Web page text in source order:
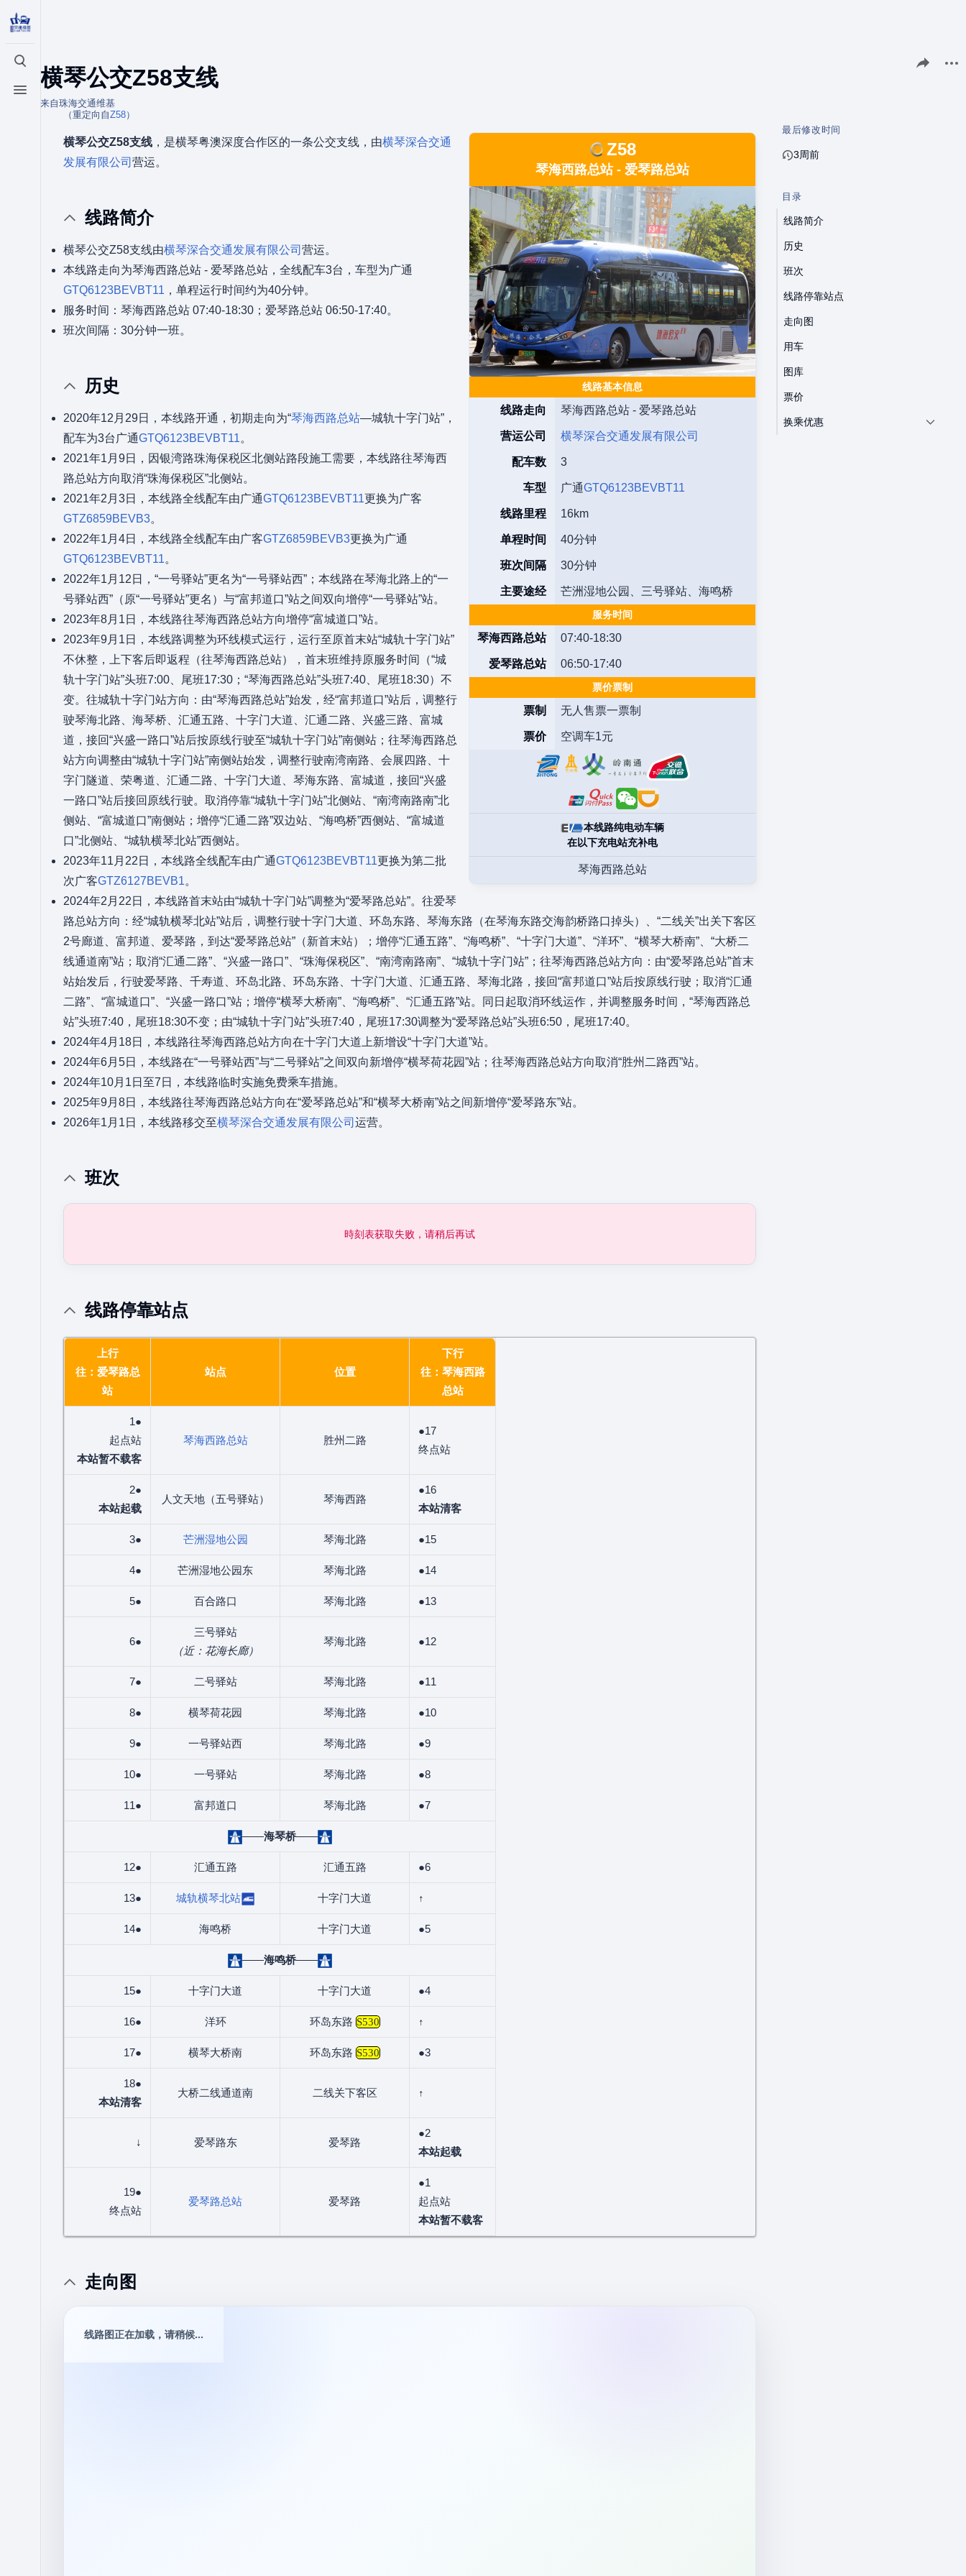
打开/关闭搜索
打开/关闭菜单
横琴公交Z58支线
来自珠海交通维基
分享此页面
（重定向自Z58）
Z58
琴海西路总站 - 爱琴路总站
线路基本信息
线路走向 琴海西路总站 - 爱琴路总站
营运公司 横琴深合交通发展有限公司
配车数 3
车型 广通GTQ6123BEVBT11
线路里程 16km
单程时间 40分钟
班次间隔 30分钟
主要途经 芒洲湿地公园、三号驿站、海鸣桥
服务时间
琴海西路总站 07:40-18:30
爱琴路总站 06:50-17:40
票价票制
票制 无人售票一票制
票价 空调车1元
本线路纯电动车辆
在以下充电站充补电
琴海西路总站
横琴公交Z58支线 ，是横琴粤澳深度合作区的一条公交支线，由横琴深合交通
发展有限公司 营运。
线路简介
横琴公交Z58支线由横琴深合交通发展有限公司 营运。
本线路走向为琴海西路总站 - 爱琴路总站，全线配车3台，车型为广通
GTQ6123BEVBT11 ，单程运行时间约为40分钟。
服务时间：琴海西路总站 07:40-18:30；爱琴路总站 06:50-17:40。
班次间隔：30分钟一班。
历史
2020年12月29日，本线路开通，初期走向为“琴海西路总站—城轨十字门站”，
配车为3台广通GTQ6123BEVBT11。
2021年1月9日，因银湾路珠海保税区北侧站路段施工需要，本线路往琴海西
路总站方向取消“珠海保税区”北侧站。
2021年2月3日，本线路全线配车由广通GTQ6123BEVBT11更换为广客
GTZ6859BEVB3。
2022年1月4日，本线路全线配车由广客GTZ6859BEVB3更换为广通
GTQ6123BEVBT11。
2022年1月12日，“一号驿站”更名为“一号驿站西”；本线路在琴海北路上的“一
号驿站西”（原“一号驿站”更名）与“富邦道口”站之间双向增停“一号驿站”站。
2023年8月1日，本线路往琴海西路总站方向增停“富城道口”站。
2023年9月1日，本线路调整为环线模式运行，运行至原首末站“城轨十字门站”
不休整，上下客后即返程（往琴海西路总站），首末班维持原服务时间（“城
轨十字门站”头班7:00、尾班17:30；“琴海西路总站”头班7:40、尾班18:30）不
变。往城轨十字门站方向：由“琴海西路总站”始发，经“富邦道口”站后，调整行
驶琴海北路、海琴桥、汇通五路、十字门大道、汇通二路、兴盛三路、富城
道，接回“兴盛一路口”站后按原线行驶至“城轨十字门站”南侧站；往琴海西路总
站方向调整由“城轨十字门站”南侧站始发，调整行驶南湾南路、会展四路、十
字门隧道、荣粤道、汇通二路、十字门大道、琴海东路、富城道，接回“兴盛
一路口”站后接回原线行驶。取消停靠“城轨十字门站”北侧站、“南湾南路南”北
侧站、“富城道口”南侧站；增停“汇通二路”双边站、“海鸣桥”西侧站、“富城道
口”北侧站、“城轨横琴北站”西侧站。
2023年11月22日，本线路全线配车由广通GTQ6123BEVBT11更换为第二批
次广客GTZ6127BEVB1。
2024年2月22日，本线路首末站由“城轨十字门站”调整为“爱琴路总站”。往爱琴
路总站方向：经“城轨横琴北站”站后，调整行驶十字门大道、环岛东路、琴海东路（在琴海东路交海韵桥路口掉头）、“二线关”出关下客区
2号廊道、富邦道、爱琴路，到达“爱琴路总站”（新首末站）；增停“汇通五路”、“海鸣桥”、“十字门大道”、“洋环”、“横琴大桥南”、“大桥二
线通道南”站；取消“汇通二路”、“兴盛一路口”、“珠海保税区”、“南湾南路南”、“城轨十字门站”；往琴海西路总站方向：由“爱琴路总站”首末
站始发后，行驶爱琴路、千寿道、环岛北路、环岛东路、十字门大道、汇通五路、琴海北路，接回“富邦道口”站后按原线行驶；取消“汇通
二路”、“富城道口”、“兴盛一路口”站；增停“横琴大桥南”、“海鸣桥”、“汇通五路”站。同日起取消环线运作，并调整服务时间，“琴海西路总
站”头班7:40，尾班18:30不变；由“城轨十字门站”头班7:40，尾班17:30调整为“爱琴路总站”头班6:50，尾班17:40。
2024年4月18日，本线路往琴海西路总站方向在十字门大道上新增设“十字门大道”站。
2024年6月5日，本线路在“一号驿站西”与“二号驿站”之间双向新增停“横琴荷花园”站；往琴海西路总站方向取消“胜州二路西”站。
2024年10月1日至7日，本线路临时实施免费乘车措施。
2025年9月8日，本线路往琴海西路总站方向在“爱琴路总站”和“横琴大桥南”站之间新增停“爱琴路东”站。
2026年1月1日，本线路移交至横琴深合交通发展有限公司 运营。
班次
時刻表获取失败，请稍后再试
线路停靠站点
上行
往：爱琴路总
站
站点 位置
下行
往：琴海西路
总站
1●
起点站
本站暂不载客
琴海西路总站 胜州二路
●17
终点站
2●
本站起载
人文天地（五号驿站） 琴海西路
●16
本站清客
3● 芒洲湿地公园 琴海北路 ●15
4● 芒洲湿地公园东 琴海北路 ●14
5● 百合路口 琴海北路 ●13
6●
三号驿站
（近：花海长廊）
琴海北路 ●12
7● 二号驿站 琴海北路 ●11
8● 横琴荷花园 琴海北路 ●10
9● 一号驿站西 琴海北路 ●9
10● 一号驿站 琴海北路 ●8
11● 富邦道口 琴海北路 ●7
——海琴桥——
12● 汇通五路 汇通五路 ●6
13● 城轨横琴北站 十字门大道 ↑
14● 海鸣桥 十字门大道 ●5
——海鸣桥——
15● 十字门大道 十字门大道 ●4
16● 洋环 环岛东路 S530 ↑
17● 横琴大桥南 环岛东路 S530 ●3
18●
本站清客
大桥二线通道南 二线关下客区 ↑
↓ 爱琴路东 爱琴路
●2
本站起载
19●
终点站
爱琴路总站 爱琴路
●1
起点站
本站暂不载客
走向图
线路图正在加载，请稍候...
最后修改时间
3周前
目录
线路简介
历史
班次
线路停靠站点
走向图
用车
图库
票价
换乘优惠